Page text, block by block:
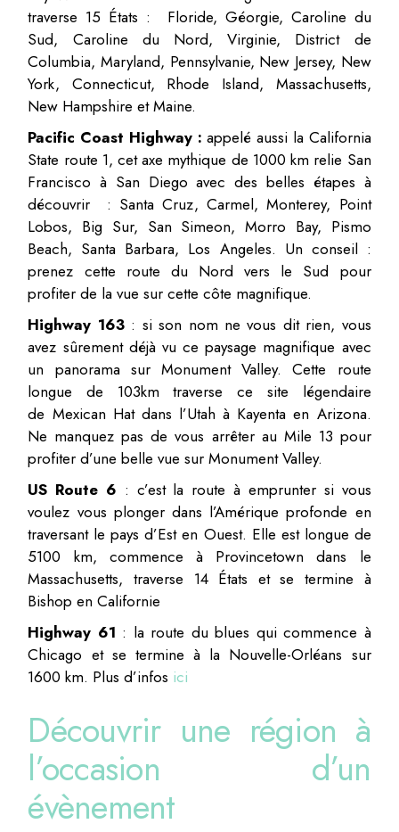
traverse 15 États : Floride, Géorgie, Caroline du
Sud, Caroline du Nord, Virginie, District de
Columbia, Maryland, Pennsylvanie, New Jersey, New
York, Connecticut, Rhode Island, Massachusetts,
New Hampshire et Maine.
Pacific Coast Highway :appelé aussi la California
State route 1, cet axe mythique de 1000 km relie San
Francisco à San Diego avec des belles étapes à
découvrir : Santa Cruz, Carmel, Monterey, Point
Lobos, Big Sur, San Simeon, Morro Bay, Pismo
Beach, Santa Barbara, Los Angeles. Un conseil :
prenez cette route du Nord vers le Sud pour
profiter de la vue sur cette côte magnifique.
Highway 163: si son nom ne vous dit rien, vous
avez sûrement déjà vu ce paysage magnifique avec
un panorama sur Monument Valley. Cette route
longue de 103km traverse ce site légendaire
de Mexican Hat dans l’Utah à Kayenta en Arizona.
Ne manquez pas de vous arrêter au Mile 13 pour
profiter d’une belle vue sur Monument Valley.
US Route 6 : c’est la route à emprunter si vous
voulez vous plonger dans l’Amérique profonde en
traversant le pays d’Est en Ouest. Elle est longue de
5100 km, commence à Provincetown dans le
Massachusetts, traverse 14 États et se termine à
Bishop en Californie
Highway 61 : la route du blues qui commence à
Chicago et se termine à la Nouvelle-Orléans sur
1600 km. Plus d’infos ici
Découvrir une région à
l’occasion d’un
évènement